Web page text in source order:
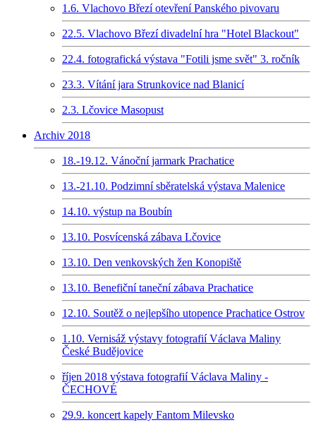
1.6. Vlachovo Březí otevření Panského pivovaru
22.5. Vlachovo Březí divadelní hra "Hotel Blackout"
22.4. fotografická výstava "Fotili jsme svět" 3. ročník
23.3. Vítání jara Strunkovice nad Blanicí
2.3. Lčovice Masopust
Archiv 2018
18.-19.12. Vánoční jarmark Prachatice
13.-21.10. Podzimní sběratelská výstava Malenice
14.10. výstup na Boubín
13.10. Posvícenská zábava Lčovice
13.10. Den venkovských žen Konopiště
13.10. Benefiční taneční zábava Prachatice
12.10. Soutěž o nejlepšího utopence Prachatice Ostrov
1.10. Vernisáž výstavy fotografií Václava Maliny
České Budějovice
říjen 2018 výstava fotografií Václava Maliny -
ČECHOVÉ
29.9. koncert kapely Fantom Milevsko